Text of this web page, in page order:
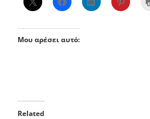
Μου αρέσει αυτό:
Related